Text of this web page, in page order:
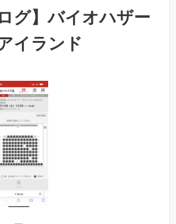
グ】バイオハザー
イランド